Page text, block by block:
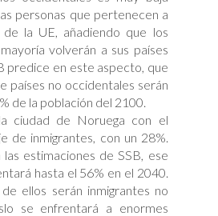
personas que pertenecen a
la UE, añadiendo que los
volverán a sus países
predice en este aspecto, que
países no occidentales serán
de la población del 2100.
ciudad de Noruega con el
de inmigrantes, con un 28%.
estimaciones de SSB, ese
hasta el 56% en el 2040.
ellos serán inmigrantes no
se enfrentará a enormes